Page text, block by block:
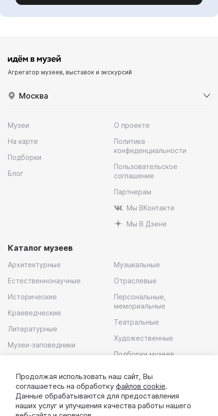
Агрегатор музеев, выставок и экскурсий
Москва
Музеи
На карте
Подборки
Блог
О проекте
Политика
конфиденциальности
Пользовательское
соглашение
Партнерам
Мы ВКонтакте
Мы В Дзене
Каталог музеев
Архитектурные
Естественнонаучные
Исторические
Краеведческие
Литературные
Музеи-заповедники
Музыкальные
Отраслевые
Персональные,
мемориальные
Театральные
Художественные
Подборки музеев
Скачать приложение
Продолжая использовать наш сайт, Вы
соглашаетесь на обработку файлов cookie.
Данные обрабатываются для предоставления
наших услуг и улучшения качества работы нашего